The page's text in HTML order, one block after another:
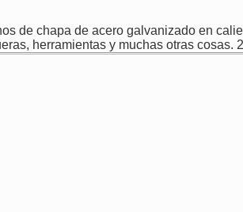
de chapa de acero galvanizado en
herramientas y muchas otras cosas.